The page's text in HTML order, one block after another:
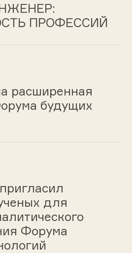
ПРОФЕССИЙ
расширенная
будущих
для
Форума